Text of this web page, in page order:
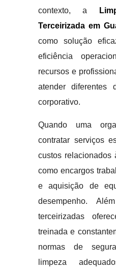
contexto, a
Terceirizada em
como solução
eficiência
recursos e
atender diferentes
corporativo.
Quando uma
contratar serviços
custos relacionados
como encargos
e aquisição de
desempenho.
terceirizadas
treinada e
normas de
limpeza